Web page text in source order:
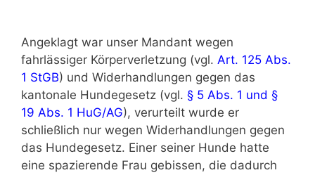
Angeklagt war unser Mandant wegen
fahrlässiger Körperverletzung (vgl. Art. 125 Abs.
1 StGB) und Widerhandlungen gegen das
kantonale Hundegesetz (vgl. § 5 Abs. 1 und §
19 Abs. 1 HuG/AG), verurteilt wurde er
schließlich nur wegen Widerhandlungen gegen
das Hundegesetz. Einer seiner Hunde hatte
eine spazierende Frau gebissen, die dadurch